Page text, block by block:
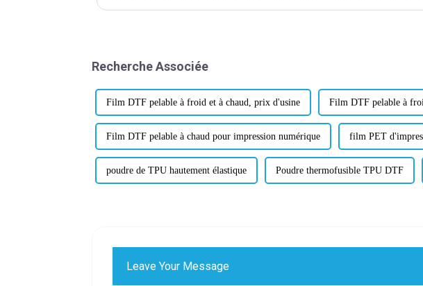
Recherche Associée
Film DTF pelable à froid et à chaud, prix d'usine Film DTF pelable à
Film DTF pelable à chaud pour impression numérique film PET
poudre de TPU hautement élastique Poudre thermofusible TPU DTF
Leave Your Message